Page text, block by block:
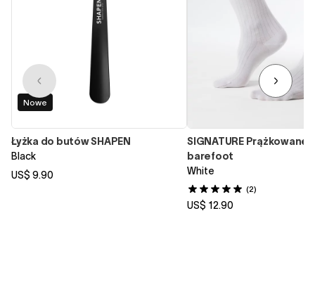
Nowe
Łyżka do butów SHAPEN
Black
US$ 9.90
SIGNATURE Prążkowane
barefoot
White
(2)
US$ 12.90